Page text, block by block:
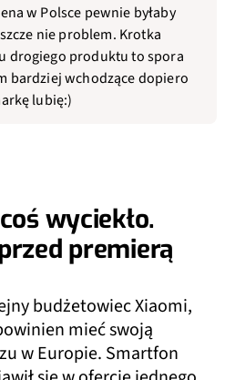
w Polsce pewnie byłaby
nie problem. Krotka
drogiego produktu to spora
bardziej wchodzące dopiero
lubię:)
wyciekło.
premierą
budżetowiec Xiaomi,
mieć swoją
w Europie. Smartfon
się w ofercie jednego